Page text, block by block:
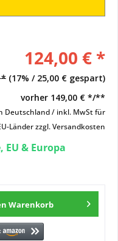
124,00 € *
* (17% / 25,00 € gespart)
vorher 149,00 € */**
Deutschland / inkl. MwSt für
Länderzzgl. Versandkosten
EU & Europa
Warenkorb